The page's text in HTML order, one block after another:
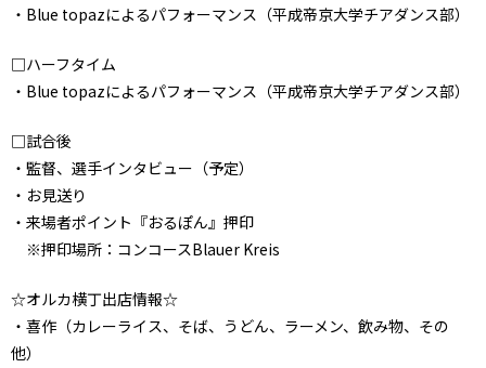
・Blue topazによるパフォーマンス（平成帝京大学チアダンス部）
□ハーフタイム
・Blue topazによるパフォーマンス（平成帝京大学チアダンス部）
□試合後
・監督、選手インタビュー（予定）
・お見送り
・来場者ポイント『おるぽん』押印
※押印場所：コンコースBlauer Kreis
☆オルカ横丁出店情報☆
・喜作（カレーライス、そば、うどん、ラーメン、飲み物、その
他）